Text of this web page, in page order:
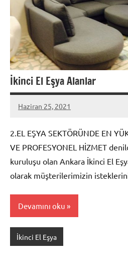
İkinci El Eşya Alanlar
Haziran 25, 2021
admin
2.EL EŞYA SEKTÖRÜNDE EN
VE PROFESYONEL HİZMET
kuruluşu olan Ankara İkinci El
olarak müşterilerimizin
Devamını oku
İkinci El Eşya